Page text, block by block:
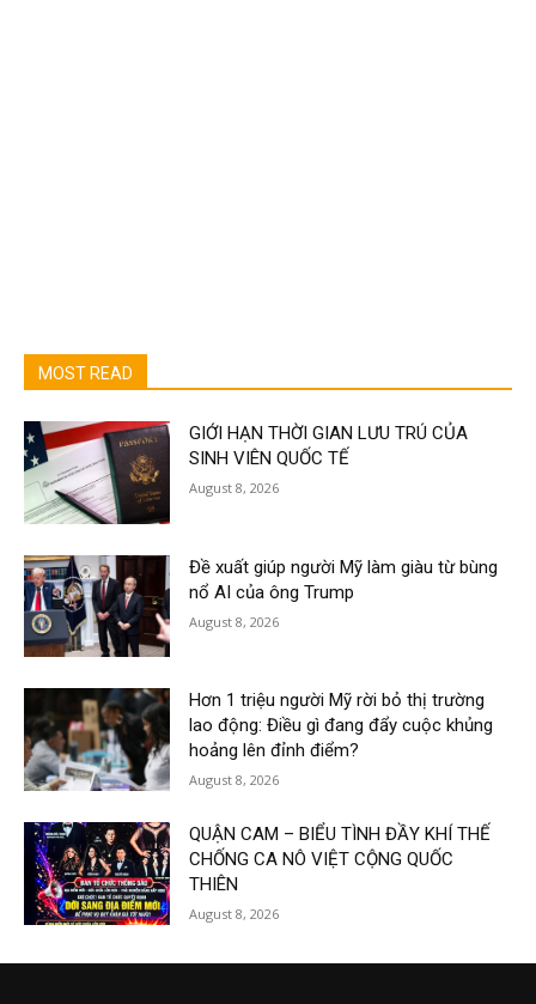
MOST READ
GIỚI HẠN THỜI GIAN LƯU TRÚ CỦA
SINH VIÊN QUỐC TẾ
August 8, 2026
Đề xuất giúp người Mỹ làm giàu từ bùng
nổ AI của ông Trump
August 8, 2026
Hơn 1 triệu người Mỹ rời bỏ thị trường
lao động: Điều gì đang đẩy cuộc khủng
hoảng lên đỉnh điểm?
August 8, 2026
QUẬN CAM – BIỂU TÌNH ĐẦY KHÍ THẾ
CHỐNG CA NÔ VIỆT CỘNG QUỐC
THIÊN
August 8, 2026